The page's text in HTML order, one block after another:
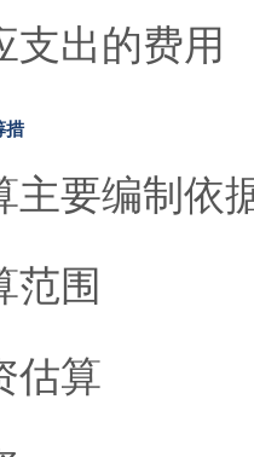
支出的费用
措
主要编制依
范围
估算